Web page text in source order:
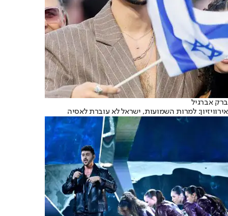
ברק אברגיל
אירוויזיון: למרות השמועות, ישראל לא עוברת לאסיה